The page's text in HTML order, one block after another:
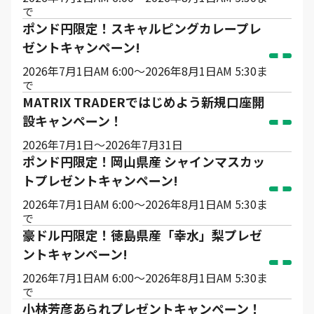
で
ポンド円限定！スキャルピングカレープレ
ゼントキャンペーン!
2026年7月1日AM 6:00～2026年8月1日AM 5:30ま
で
MATRIX TRADERではじめよう新規口座開
設キャンペーン！
2026年7月1日～2026年7月31日
ポンド円限定！岡山県産 シャインマスカッ
トプレゼントキャンペーン!
2026年7月1日AM 6:00～2026年8月1日AM 5:30ま
で
豪ドル円限定！徳島県産「幸水」梨プレゼ
ントキャンペーン!
2026年7月1日AM 6:00～2026年8月1日AM 5:30ま
で
小林芳彦あられプレゼントキャンペーン！